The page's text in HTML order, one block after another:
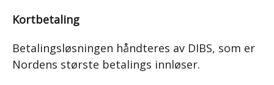
Kortbetaling
Betalingsløsningen håndteres av DIBS, som er
Nordens største betalings innløser.